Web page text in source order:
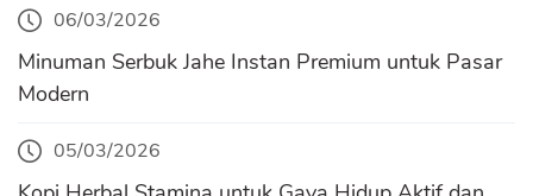
06/03/2026
Minuman Serbuk Jahe Instan Premium untuk Pasar
Modern
05/03/2026